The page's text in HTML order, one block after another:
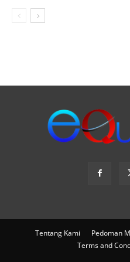
Tentang Kami Pedoman
Terms and